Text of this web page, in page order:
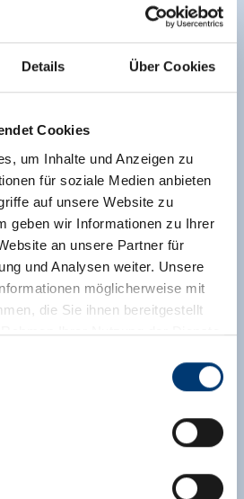
Details Über Cookies
Cookies
um Inhalte und Anzeigen zu
für soziale Medien anbieten
auf unsere Website zu
geben wir Informationen zu Ihrer
an unsere Partner für
und Analysen weiter. Unsere
möglicherweise mit
die Sie ihnen bereitgestellt
Ihrer Nutzung der Dienste
Ziller